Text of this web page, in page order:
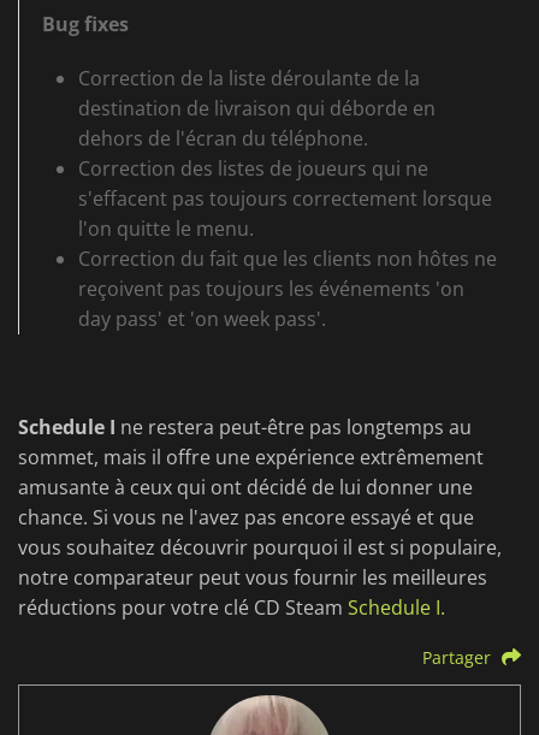
Bug fixes
Correction de la liste déroulante de la
destination de livraison qui déborde en
dehors de l'écran du téléphone.
Correction des listes de joueurs qui ne
s'effacent pas toujours correctement lorsque
l'on quitte le menu.
Correction du fait que les clients non hôtes ne
reçoivent pas toujours les événements 'on
day pass' et 'on week pass'.
Schedule I ne restera peut-être pas longtemps au
sommet, mais il offre une expérience extrêmement
amusante à ceux qui ont décidé de lui donner une
chance. Si vous ne l'avez pas encore essayé et que
vous souhaitez découvrir pourquoi il est si populaire,
notre comparateur peut vous fournir les meilleures
réductions pour votre clé CD Steam Schedule I.
Partager